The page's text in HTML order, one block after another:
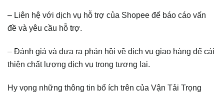
– Liên hệ với dịch vụ hỗ trợ của Shopee để báo cáo vấn
đề và yêu cầu hỗ trợ.
– Đánh giá và đưa ra phản hồi về dịch vụ giao hàng để cải
thiện chất lượng dịch vụ trong tương lai.
Hy vọng những thông tin bổ ích trên của Vận Tải Trọng